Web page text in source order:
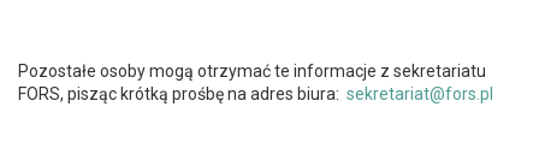
Pozostałe osoby mogą otrzymać te informacje z sekretariatu
FORS, pisząc krótką prośbę na adres biura: sekretariat@fors.pl